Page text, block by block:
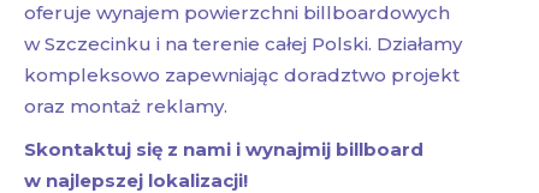
oferuje wynajem powierzchni billboardowych
w Szczecinku i na terenie całej Polski. Działamy
kompleksowo zapewniając doradztwo projekt
oraz montaż reklamy.
Skontaktuj się z nami i wynajmij billboard
w najlepszej lokalizacji!